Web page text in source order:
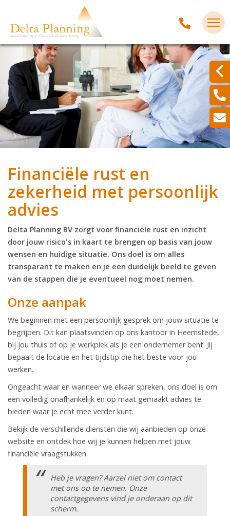
Financiële rust en
zekerheid met persoonlijk
advies
Delta Planning BV zorgt voor financiële rust en inzicht
door jouw risico's in kaart te brengen op basis van jouw
wensen en huidige situatie. Ons doel is om alles
transparant te maken en je een duidelijk beeld te geven
van de stappen die je eventueel nog moet nemen.
Onze aanpak
We beginnen met een persoonlijk gesprek om jouw situatie te
begrijpen. Dit kan plaatsvinden op ons kantoor in Heemstede,
bij jou thuis of op je werkplek als je een ondernemer bent. Jij
bepaalt de locatie en het tijdstip die het beste voor jou
werken.
Ongeacht waar en wanneer we elkaar spreken, ons doel is om
een volledig onafhankelijk en op maat gemaakt advies te
bieden waar je echt mee verder kunt.
Bekijk de verschillende diensten die wij aanbieden op onze
website en ontdek hoe wij je kunnen helpen met jouw
financiële vraagstukken.
Heb je vragen? Aarzel niet om contact
met ons op te nemen. Onze
contactgegevens vind je onderaan op dit
scherm.